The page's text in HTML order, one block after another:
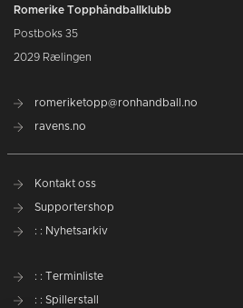
Romerike Topphåndballklubb
Postboks 35
2029 Rælingen
romeriketopp@ronhandball.no
ravens.no
Kontakt oss
Supportershop
: : Nyhetsarkiv
: : Terminliste
: : Spillerstall